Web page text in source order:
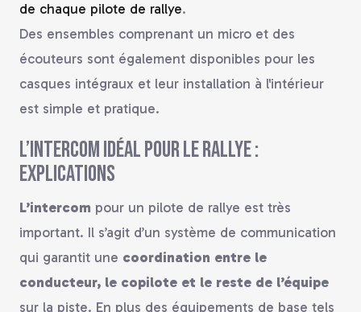
de chaque pilote de rallye.
Des ensembles comprenant un micro et des
écouteurs sont également disponibles pour les
casques intégraux et leur installation à l'intérieur
est simple et pratique.
L’intercom idéal pour le rallye :
explications
L’intercom pour un pilote de rallye est très
important. Il s’agit d’un système de communication
qui garantit une coordination entre le
conducteur, le copilote et le reste de l’équipe
sur la piste. En plus des équipements de base tels